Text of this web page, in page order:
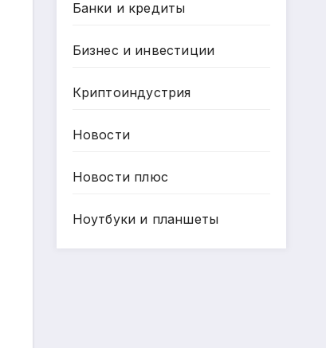
Банки и кредиты
Бизнес и инвестиции
Криптоиндустрия
Новости
Новости плюс
Ноутбуки и планшеты